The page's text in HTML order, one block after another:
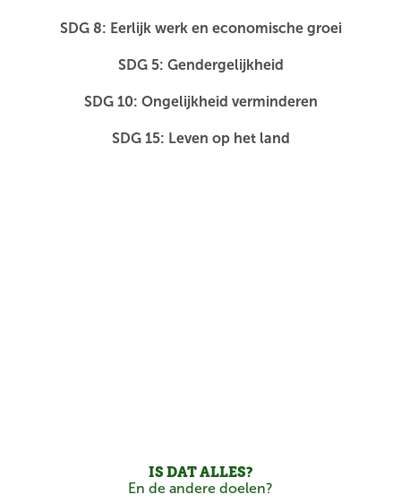
SDG 8: Eerlijk werk en economische groei
SDG 5: Gendergelijkheid
SDG 10: Ongelijkheid verminderen
SDG 15: Leven op het land
IS DAT ALLES?
En de andere doelen?